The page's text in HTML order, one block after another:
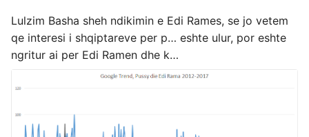
Lulzim Basha sheh ndikimin e Edi Rames, se jo vetem
qe interesi i shqiptareve per p… eshte ulur, por eshte
ngritur ai per Edi Ramen dhe k…